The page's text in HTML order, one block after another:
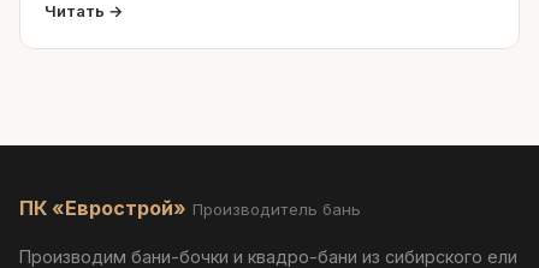
Читать →
ПК «Еврострой» Производитель бань
Производим бани-бочки и квадро-бани из сибирского ели